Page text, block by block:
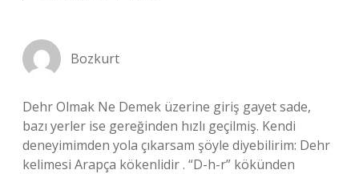
Bozkurt
Dehr Olmak Ne Demek üzerine giriş gayet sade,
bazı yerler ise gereğinden hızlı geçilmiş. Kendi
deneyimimden yola çıkarsam şöyle diyebilirim: Dehr
kelimesi Arapça kökenlidir . “D-h-r” kökünden